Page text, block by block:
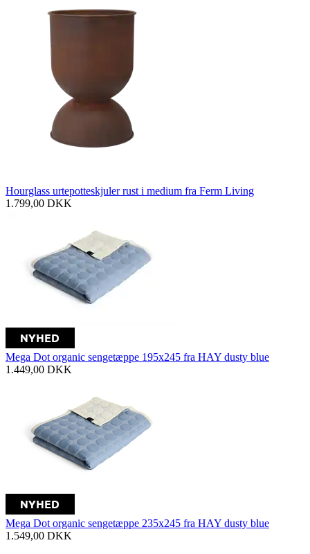
Hourglass urtepotteskjuler rust i medium fra Ferm Living
1.799,00 DKK
Mega Dot organic sengetæppe 195x245 fra HAY dusty blue
1.449,00 DKK
Mega Dot organic sengetæppe 235x245 fra HAY dusty blue
1.549,00 DKK